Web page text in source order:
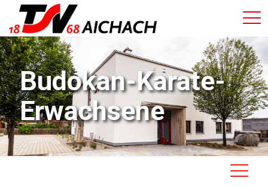
Budokan-Karate-
Erwachsene